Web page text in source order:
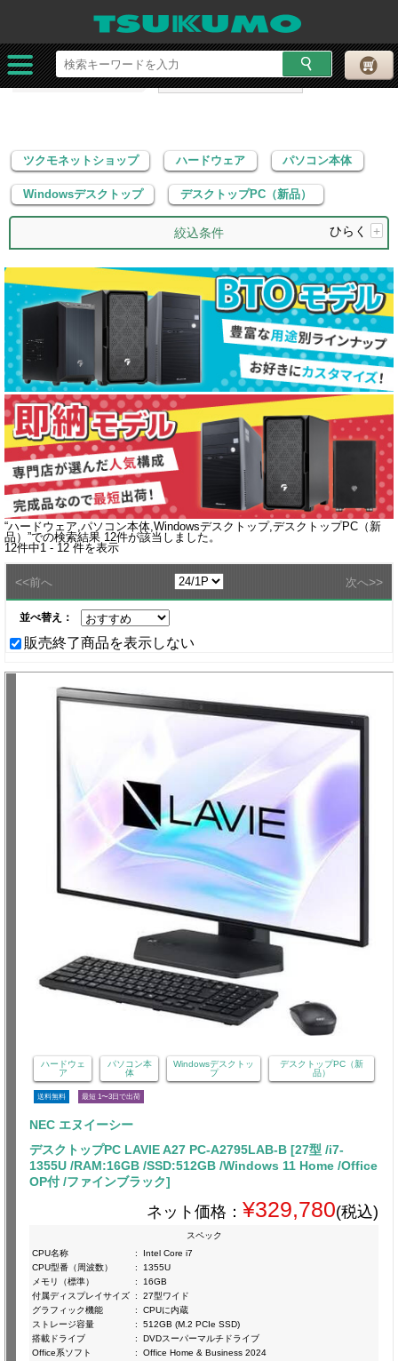
ツクモネットショップ ハードウェア
パソコン本体
Windowsデスクトップ
デスクトップPC（新品）
ツクモネットショップ ハードウェア パソコン本体
Windowsデスクトップ デスクトップPC（新品）
絞込条件 ひらく +
“ハードウェア,パソコン本体,Windowsデスクトップ,デスクトップPC（新
品） ”での検索結果 12件が該当しました。
12件中1 - 12 件を表示
<<前へ 次へ>>
並べ替え：
販売終了商品を表示しない
ハードウェ
ア
パソコン本
体
Windowsデスクトッ
プ
デスクトップPC（新
品）
送料無料 最短 1〜3日で出荷
NEC エヌイーシー
デスクトップPC LAVIE A27 PC-A2795LAB-B [27型 /i7-
1355U /RAM:16GB /SSD:512GB /Windows 11 Home /Office
OP付 /ファインブラック]
ネット価格： ¥329,780(税込)
スペック
CPU名称
:
Intel Core i7
CPU型番（周波数）
:
1355U
メモリ（標準）
:
16GB
付属ディスプレイサイズ :
27型ワイド
グラフィック機能
:
CPUに内蔵
ストレージ容量
:
512GB (M.2 PCIe SSD)
搭載ドライブ
:
DVDスーパーマルチドライブ
Office系ソフト
:
Office Home & Business 2024